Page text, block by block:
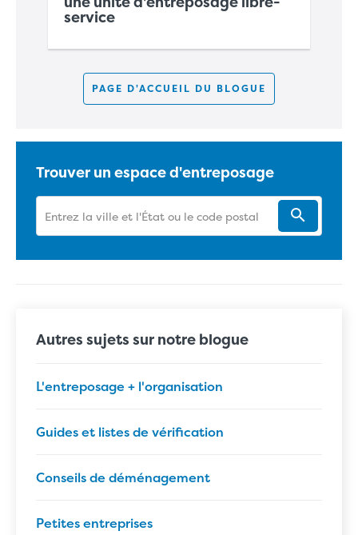
service
PAGE D'ACCUEIL DU BLOGUE
Trouver un espace d'entreposage
Autres sujets sur notre blogue
L'entreposage + l'organisation
Guides et listes de vérification
Conseils de déménagement
Petites entreprises